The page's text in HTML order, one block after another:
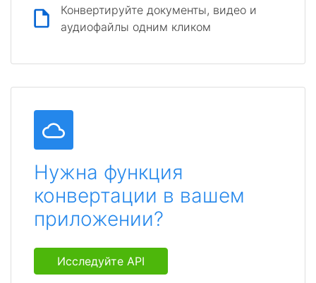
Конвертируйте документы, видео и
аудиофайлы одним кликом
Нужна функция
конвертации в вашем
приложении?
Исследуйте API